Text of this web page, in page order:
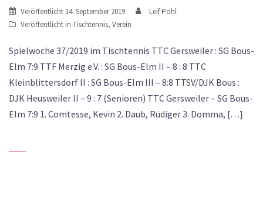
Veröffentlicht 14. September 2019
Leif Pohl
Veröffentlicht in Tischtennis, Verein
Spielwoche 37/2019 im Tischtennis TTC Gersweiler : SG Bous-
Elm 7:9 TTF Merzig e.V. : SG Bous-Elm II – 8 : 8 TTC
Kleinblittersdorf II : SG Bous-Elm III – 8:8 TTSV/DJK Bous :
DJK Heusweiler II – 9 : 7 (Senioren) TTC Gersweiler – SG Bous-
Elm 7:9 1. Comtesse, Kevin 2. Daub, Rüdiger 3. Domma, […]